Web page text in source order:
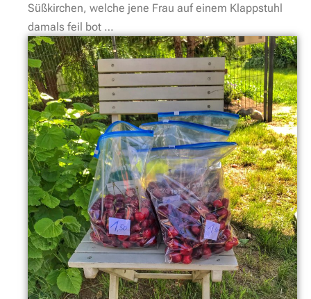
Süßkirchen, welche jene Frau auf einem Klappstuhl
damals feil bot …